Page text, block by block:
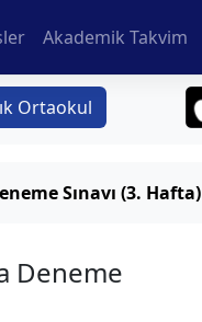
Akademik Takvim
Ortaokul
Sınavı (3. Hafta)
Deneme